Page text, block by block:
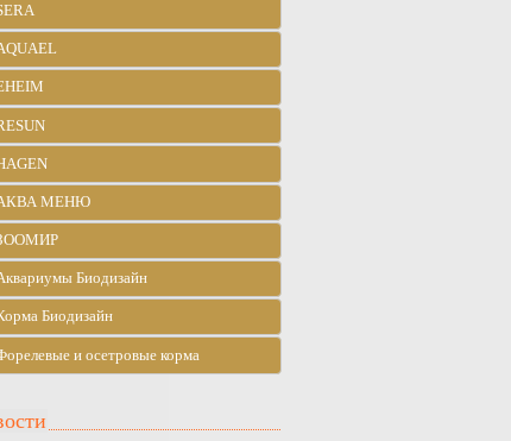
МЕНЮ
Биодизайн
Биодизайн
и осетровые корма